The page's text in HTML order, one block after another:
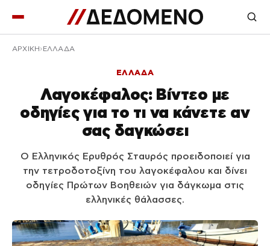
ΑΡΧΙΚΉ ΕΛΛΑΔΑ
ΕΛΛΑΔΑ
Λαγοκέφαλος: Βίντεο με
οδηγίες για το τι να κάνετε αν
σας δαγκώσει
Ο Ελληνικός Ερυθρός Σταυρός προειδοποιεί για
την τετροδοτοξίνη του λαγοκέφαλου και δίνει
οδηγίες Πρώτων Βοηθειών για δάγκωμα στις
ελληνικές θάλασσες.